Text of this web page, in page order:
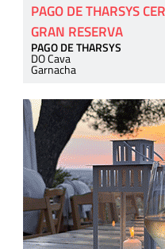
PAGO DE THARSYS
GRAN RESERVA
PAGO DE THARSYS
DO Cava
Garnacha